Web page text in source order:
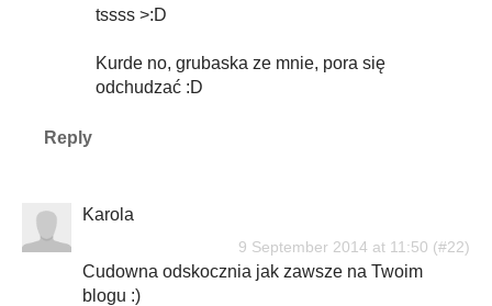
tssss >:D
Kurde no, grubaska ze mnie, pora się
odchudzać :D
Reply
Karola
9 September 2014 at 11:50
Cudowna odskocznia jak zawsze na Twoim
blogu :)